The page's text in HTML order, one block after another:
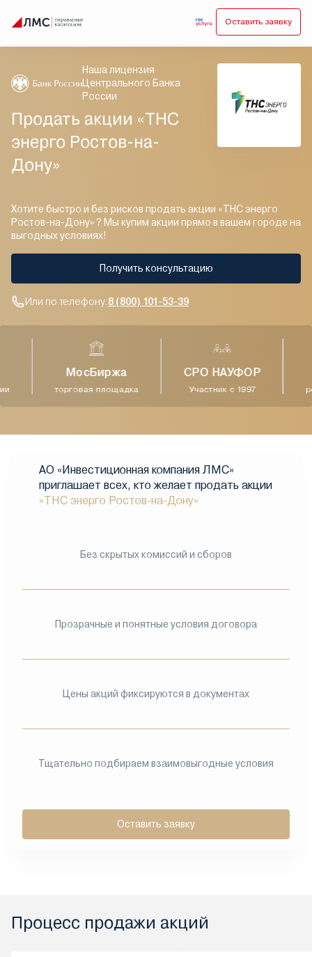
Оставить заявку
Наша лицензия
Центрального Банка
России
Продать акции «ТНС
энерго Ростов-на-
Дону»
Хотите быстро и без рисков продать акции «ТНС энерго
Ростов-на-Дону» ? Мы купим акции прямо в вашем городе на
выгодных условиях!
Получить консультацию
Или по телефону:8 (800) 101-53-39
МосБиржа
торговая площадка
СРО НАУФОР
Участник с 1997
АО «Инвестиционная компания ЛМС»
приглашает всех, кто желает продать акции
«ТНС энерго Ростов-на-Дону»
Без скрытых комиссий и сборов
Прозрачные и понятные условия договора
Цены акций фиксируются в документах
Тщательно подбираем взаимовыгодные условия
Оставить заявку
Процесс продажи акций